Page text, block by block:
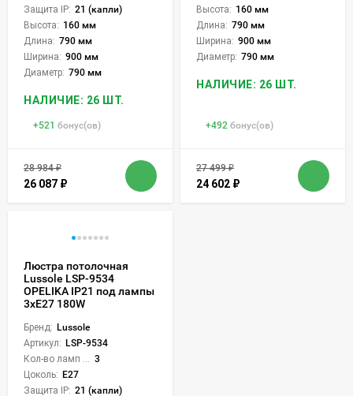
Защита IP: 21 (капли)
Высота: 160 мм
Длина: 790 мм
Ширина: 900 мм
Диаметр: 790 мм
НАЛИЧИЕ: 26 ШТ.
+521 бонус(ов)
28 984₽
26 087 ₽
Высота: 160 мм
Длина: 790 мм
Ширина: 900 мм
Диаметр: 790 мм
НАЛИЧИЕ: 26 ШТ.
+492 бонус(ов)
27 499₽
24 602 ₽
Люстра потолочная
Lussole LSP-9534
OPELIKA IP21 под лампы
3xE27 180W
Бренд: Lussole
Артикул: LSP-9534
3
Цоколь: E27
Защита IP: 21 (капли)